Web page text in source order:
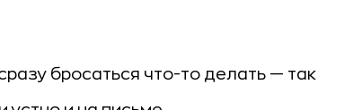
бросаться что-то делать — так